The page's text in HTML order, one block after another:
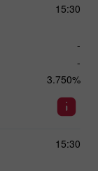
15:30
-
-
3.750%
15:30